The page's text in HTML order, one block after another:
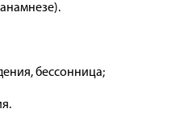
бессонница;